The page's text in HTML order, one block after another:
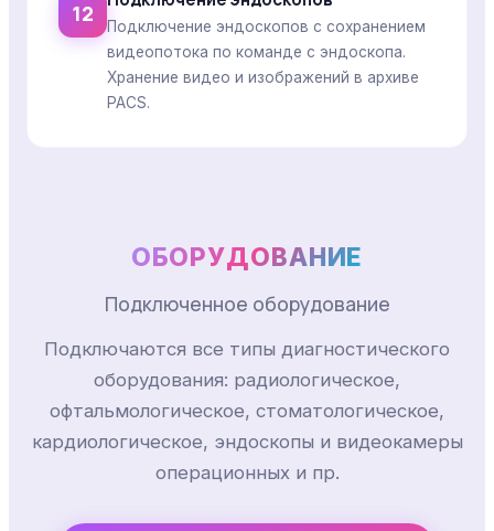
12
Подключение эндоскопов с сохранением
видеопотока по команде с эндоскопа.
Хранение видео и изображений в архиве
PACS.
ОБОРУДОВАНИЕ
Подключенное оборудование
Подключаются все типы диагностического
оборудования: радиологическое,
офтальмологическое, стоматологическое,
кардиологическое, эндоскопы и видеокамеры
операционных и пр.